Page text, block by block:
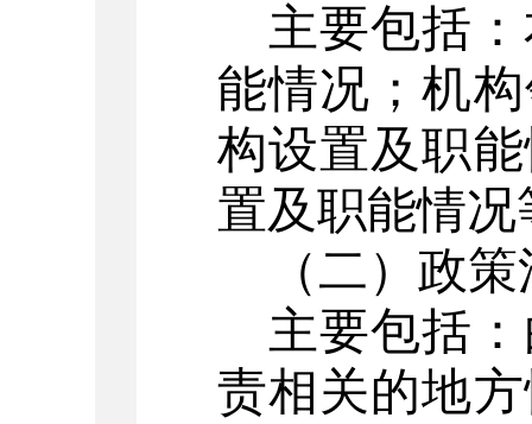
主要包括
能情况；机
构设置及职
置及职能情况
（二）政
主要包括
责相关的地